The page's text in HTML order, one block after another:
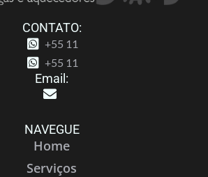
CONTATO:
+55 11
+55 11
Email:
NAVEGUE
Home
Serviços